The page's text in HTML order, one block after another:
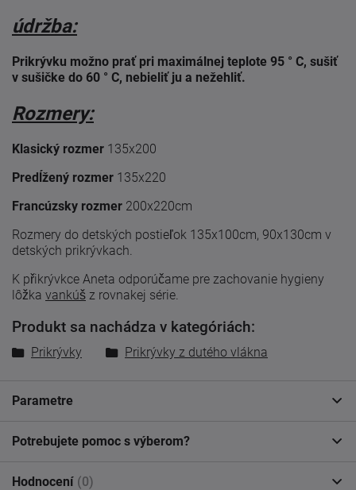
údržba:
Prikrývku možno prať pri maximálnej teplote 95 ° C, sušiť
v sušičke do 60 ° C, nebieliť ju a nežehliť.
Rozmery:
Klasický rozmer 135x200
Predĺžený rozmer 135x220
Francúzsky rozmer 200x220cm
Rozmery do detských postieľok 135x100cm, 90x130cm v
detských prikrývkach.
K přikrývkce Aneta odporúčame pre zachovanie hygieny
lôžka vankúš z rovnakej série.
Produkt sa nachádza v kategóriách:
Prikrývky Prikrývky z dutého vlákna
Parametre
Potrebujete pomoc s výberom?
Hodnocení (0)